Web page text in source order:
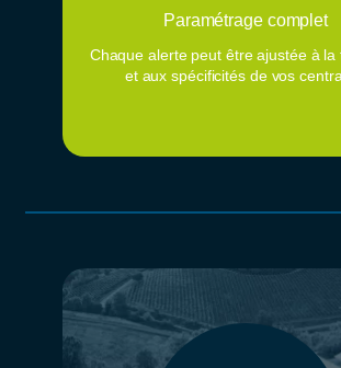
Paramétrage complet
Chaque alerte peut être ajustée à la
et aux spécificités de vos